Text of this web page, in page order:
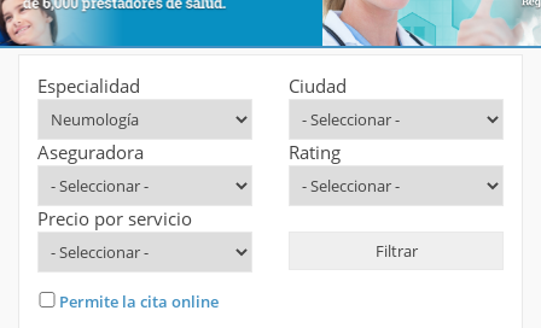
ASEGURADORAS
FARMACIAS
LABORATORIOS
MAPA INTERACTIVO
BLOG
INICIAR SESIÓN
REGISTRARME
Especialidad Ciudad
Aseguradora Rating
Precio por servicio
Permite la cita online